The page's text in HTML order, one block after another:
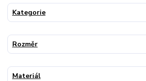
Kategorie
Rozměr
Materiál